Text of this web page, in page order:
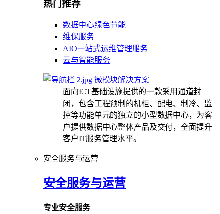
热门推荐
数据中心绿色节能
维保服务
AIO一站式运维管理服务
云与智能服务
微模块解决方案
面向ICT基础设施提供的一款采用通道封
闭，包含工程预制的机柜、配电、制冷、监
控等功能单元的独立的小型数据中心，为客
户提供数据中心整体产品及交付，全面提升
客户IT服务管理水平。
安全服务与运营
安全服务与运营
专业安全服务